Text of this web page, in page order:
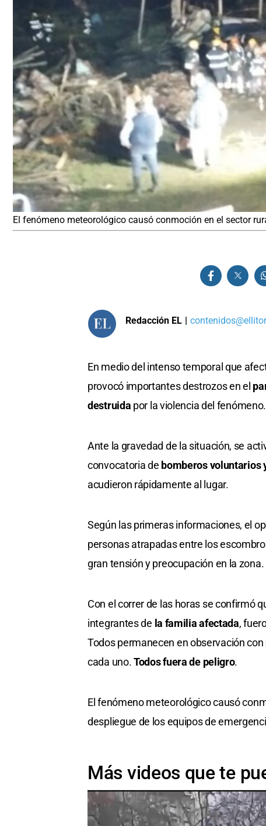
El fenómeno meteorológico causó conmoción en el sector
Redacción EL |
En medio del intenso temporal que
provocó importantes destrozos en el
destruida por la violencia del fenómeno.
Ante la gravedad de la situación, se
convocatoria de bomberos voluntarios
acudieron rápidamente al lugar.
Según las primeras informaciones, el
personas atrapadas entre los
gran tensión y preocupación en la zona.
Con el correr de las horas se confirmó
integrantes de la familia afectada,
Todos permanecen en observación
cada uno.Todos fuera de peligro.
El fenómeno meteorológico causó
despliegue de los equipos de
Más videos que te